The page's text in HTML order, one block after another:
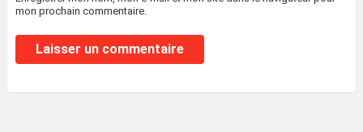
mon prochain commentaire.